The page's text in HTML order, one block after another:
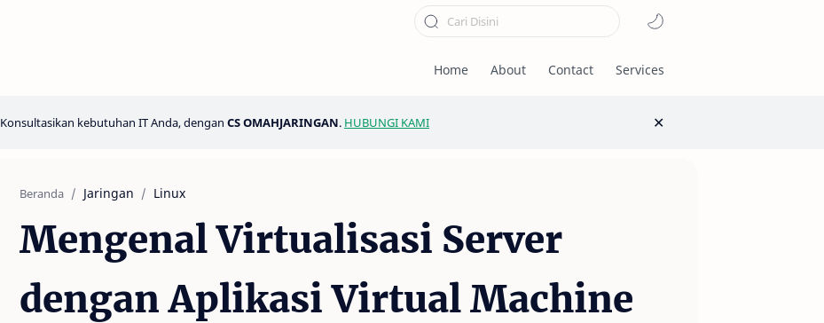
Home About Contact Services
Konsultasikan kebutuhan IT Anda, dengan CS OMAHJARINGAN. HUBUNGI KAMI
Beranda Jaringan Linux
Mengenal Virtualisasi Server
dengan Aplikasi Virtual Machine